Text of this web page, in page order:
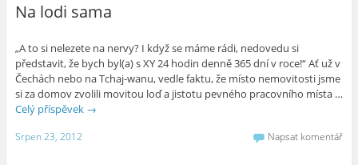
Na lodi sama
„A to si nelezete na nervy? I když se máme rádi, nedovedu si
představit, že bych byl(a) s XY 24 hodin denně 365 dní v roce!“ Ať už v
Čechách nebo na Tchaj-wanu, vedle faktu, že místo nemovitosti jsme
si za domov zvolili movitou loď a jistotu pevného pracovního místa …
Celý příspěvek →
Srpen 23, 2012 Napsat komentář